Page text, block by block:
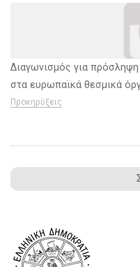
Διαγωνισμός για
στα ευρωπαϊκά θεσμικά
Προκηρύξεις